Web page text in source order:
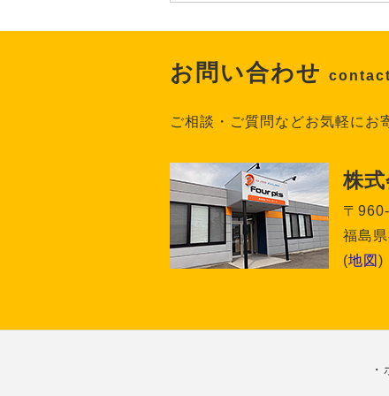
お問い合わせ contact
ご相談・ご質問などお気軽にお
株
〒
福島
(地図 )